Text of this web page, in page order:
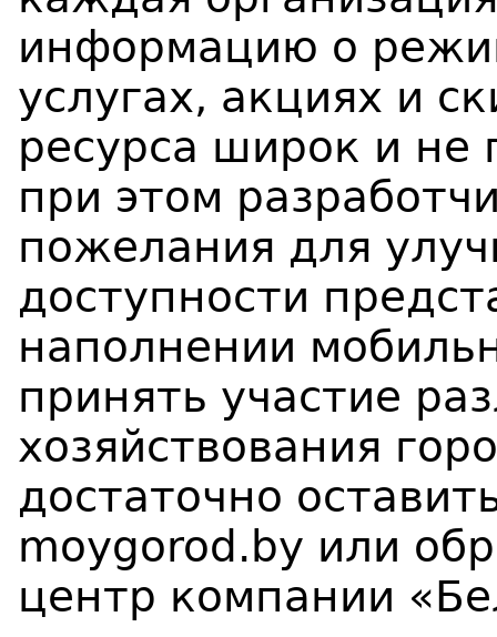
информацию о
услугах, акциях и
ресурса широк и не
при этом
пожелания для
доступности
наполнении
принять участие
хозяйствования
достаточно
moygorod.by или
центр компании